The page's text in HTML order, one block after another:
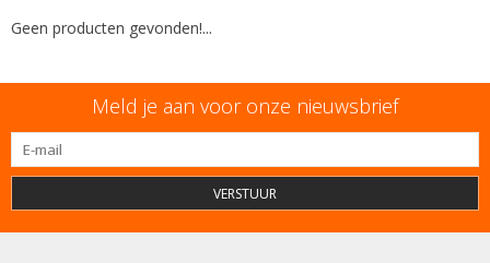
Geen producten gevonden!...
Meld je aan voor onze nieuwsbrief
VERSTUUR